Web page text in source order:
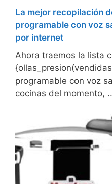
La mejor recopilación
programable con voz
por internet
Ahora traemos la lista
programable con voz
cocinas del momento,